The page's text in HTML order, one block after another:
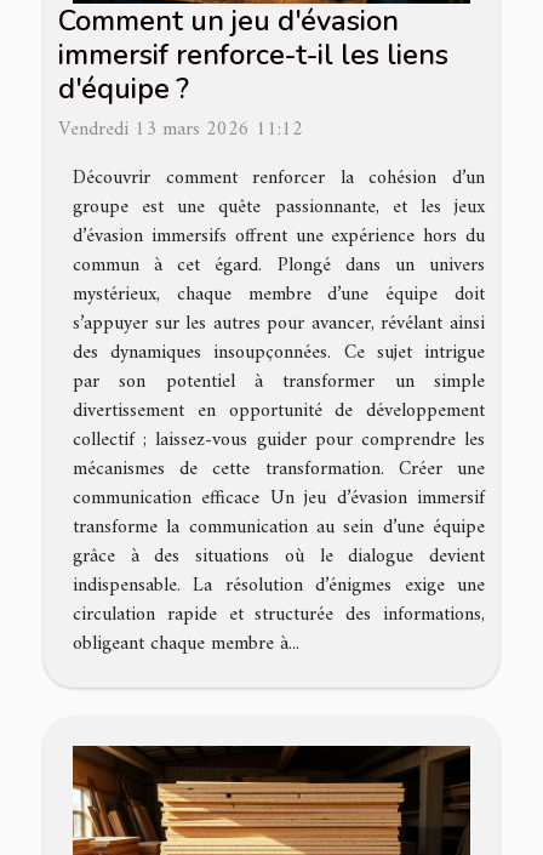
Comment un jeu d'évasion
immersif renforce-t-il les liens
d'équipe ?
Vendredi 13 mars 2026 11:12
Découvrir comment renforcer la cohésion d’un
groupe est une quête passionnante, et les jeux
d’évasion immersifs offrent une expérience hors du
commun à cet égard. Plongé dans un univers
mystérieux, chaque membre d’une équipe doit
s’appuyer sur les autres pour avancer, révélant ainsi
des dynamiques insoupçonnées. Ce sujet intrigue
par son potentiel à transformer un simple
divertissement en opportunité de développement
collectif ; laissez-vous guider pour comprendre les
mécanismes de cette transformation. Créer une
communication efficace Un jeu d’évasion immersif
transforme la communication au sein d’une équipe
grâce à des situations où le dialogue devient
indispensable. La résolution d’énigmes exige une
circulation rapide et structurée des informations,
obligeant chaque membre à...